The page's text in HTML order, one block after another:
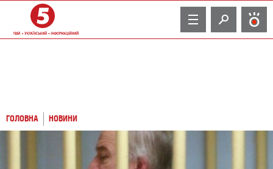
TV
ГОЛОВНА НОВИНИ